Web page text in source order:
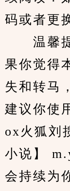
码或者更
温馨提
果你觉得
失和转马
建议你使
ox火狐刘
小说】
会持续为